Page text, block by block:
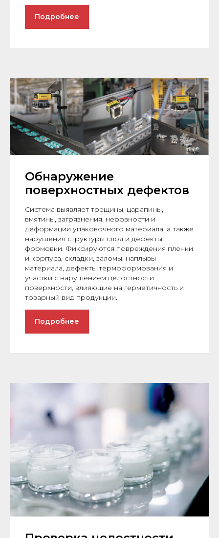
Подробнее
Обнаружение
поверхностных дефектов
Система выявляет трещины, царапины,
вмятины, загрязнения, неровности и
деформации упаковочного материала, а также
нарушения структуры слоя и дефекты
формовки. Фиксируются повреждения пленки
и корпуса, складки, заломы, наплывы
материала, дефекты термоформования и
участки с нарушением целостности
поверхности, влияющие на герметичность и
товарный вид продукции.
Подробнее